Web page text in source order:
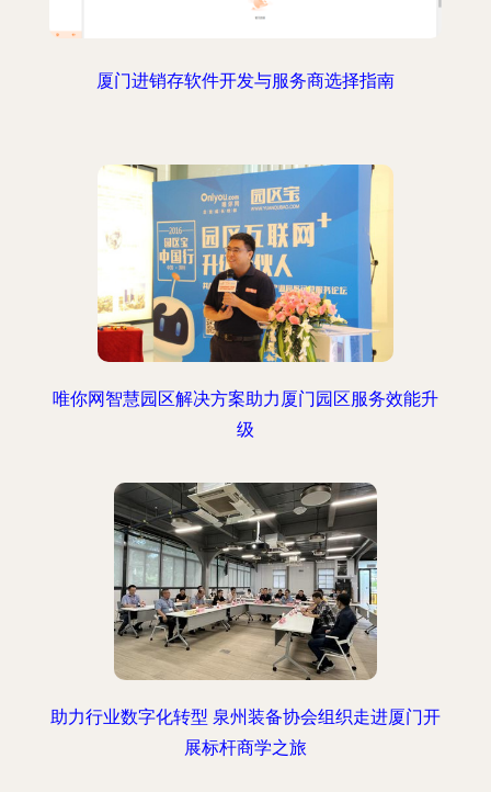
厦门进销存软件开发与服务商选择指南
唯你网智慧园区解决方案助力厦门园区服务效能升
级
助力行业数字化转型 泉州装备协会组织走进厦门开
展标杆商学之旅